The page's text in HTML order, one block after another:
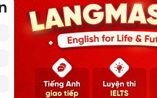
gặp nhất
Task 2, vì nó liên quan trực tiếp tới
về chủ đề Giáo dục có thể hỏi về hệ